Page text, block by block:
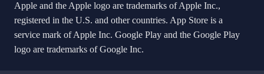
Apple and the Apple logo are trademarks of Apple Inc.,
registered in the U.S. and other countries. App Store is a
service mark of Apple Inc. Google Play and the Google Play
logo are trademarks of Google Inc.